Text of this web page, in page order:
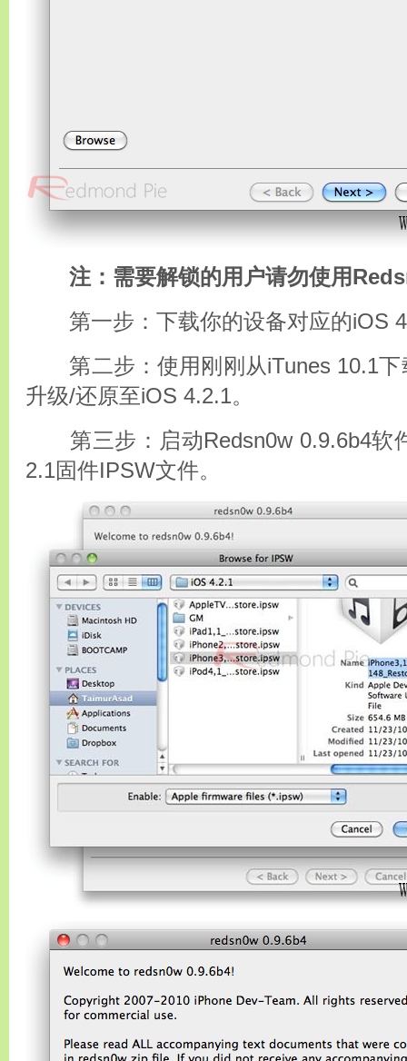
注：需要解锁的用户请勿使用
第一步：下载你的设备对应的iOS
第二步：使用刚刚从iTunes 10.1下
升级/还原至iOS 4.2.1。
第三步：启动Redsn0w 0.9.6b4软
2.1固件IPSW文件。